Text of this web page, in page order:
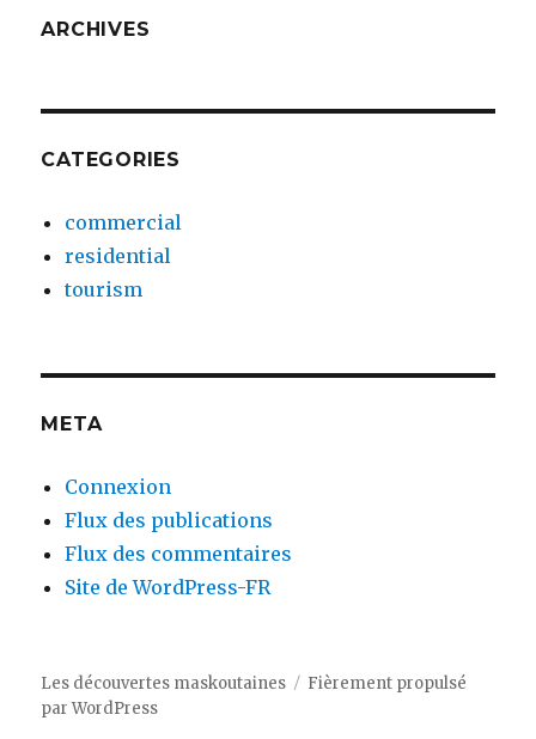
ARCHIVES
CATEGORIES
commercial
residential
tourism
META
Connexion
Flux des publications
Flux des commentaires
Site de WordPress-FR
Les découvertes maskoutaines
Fièrement propulsé
par WordPress